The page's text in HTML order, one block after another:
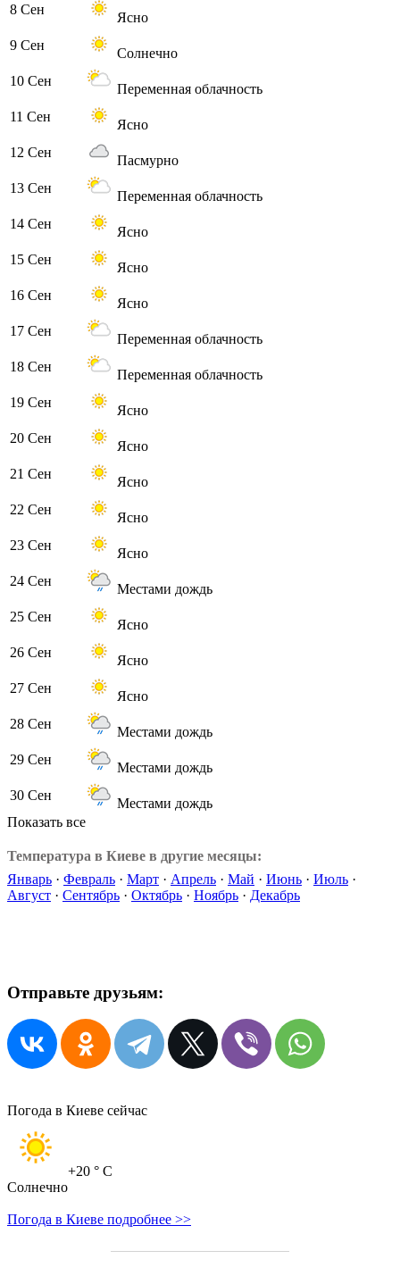
8 Сен
Ясно
9 Сен
Солнечно
10 Сен
Переменная облачность
11 Сен
Ясно
12 Сен
Пасмурно
13 Сен
Переменная облачность
14 Сен
Ясно
15 Сен
Ясно
16 Сен
Ясно
17 Сен
Переменная облачность
18 Сен
Переменная облачность
19 Сен
Ясно
20 Сен
Ясно
21 Сен
Ясно
22 Сен
Ясно
23 Сен
Ясно
24 Сен
Местами дождь
25 Сен
Ясно
26 Сен
Ясно
27 Сен
Ясно
28 Сен
Местами дождь
29 Сен
Местами дождь
30 Сен
Местами дождь
Показать все
Температура в Киеве в другие месяцы:
Январь · Февраль · Март · Апрель · Май · Июнь · Июль ·
Август · Сентябрь · Октябрь · Ноябрь · Декабрь
Отправьте друзьям:
Погода в Киеве сейчас
+20 ° C
Солнечно
Погода в Киеве подробнее >>